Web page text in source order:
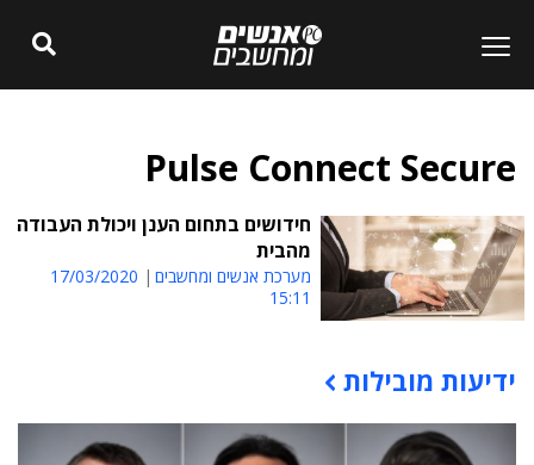
Pulse Connect Secure
חידושים בתחום הענן ויכולת העבודה
מהבית
מערכת אנשים ומחשבים
17/03/2020
15:11
תוכן פרסומי
ידיעות מובילות